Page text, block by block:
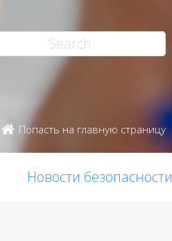
Попасть на главную страницу
Новости безопасности